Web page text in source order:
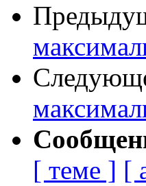
[ теме ] [